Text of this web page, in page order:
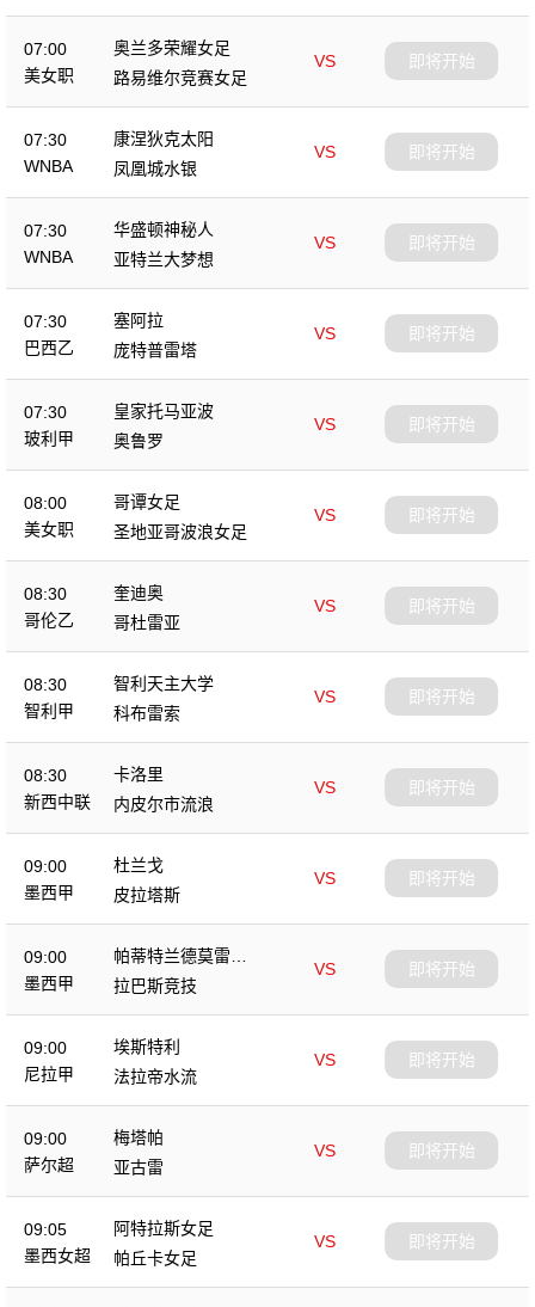
07:00
美女职
奥兰多荣耀女足
VS
路易维尔竞赛女足
即将开始
07:30
WNBA
康涅狄克太阳
VS
凤凰城水银
即将开始
07:30
WNBA
华盛顿神秘人
VS
亚特兰大梦想
即将开始
07:30
巴西乙
塞阿拉
VS
庞特普雷塔
即将开始
07:30
玻利甲
皇家托马亚波
VS
奥鲁罗
即将开始
08:00
美女职
哥谭女足
VS
圣地亚哥波浪女足
即将开始
08:30
哥伦乙
奎迪奥
VS
哥杜雷亚
即将开始
08:30
智利甲
智利天主大学
VS
科布雷索
即将开始
08:30
新西中联
卡洛里
VS
内皮尔市流浪
即将开始
09:00
墨西甲
杜兰戈
VS
皮拉塔斯
即将开始
09:00
墨西甲
帕蒂特兰德莫雷洛
斯
VS
拉巴斯竞技
即将开始
09:00
尼拉甲
埃斯特利
VS
法拉帝水流
即将开始
09:00
萨尔超
梅塔帕
VS
亚古雷
即将开始
09:05
墨西女超
阿特拉斯女足
VS
帕丘卡女足
即将开始